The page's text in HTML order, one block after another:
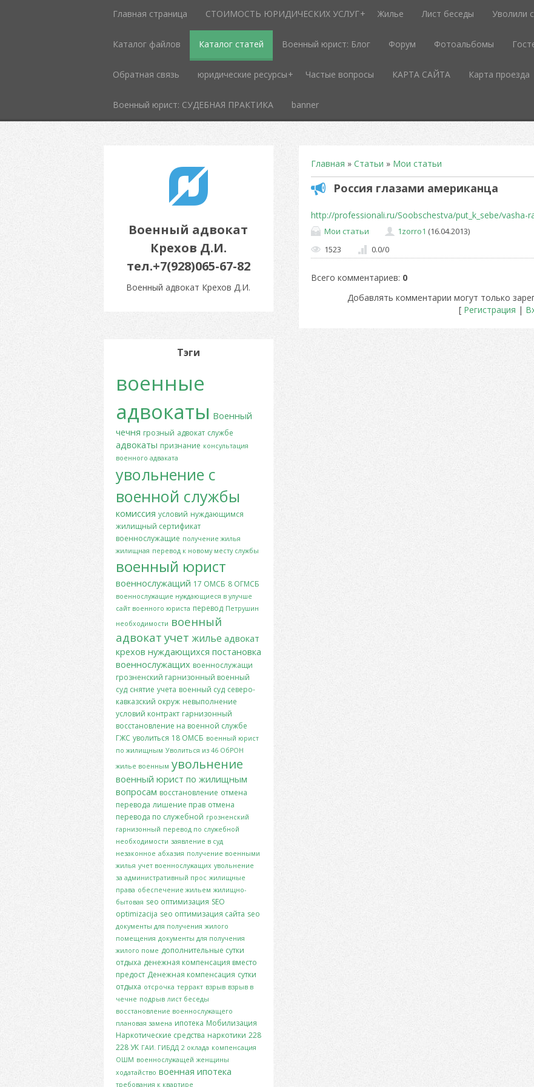
Главная страница СТОИМОСТЬ ЮРИДИЧЕСКИХ УСЛУГ Жилье Лист беседы Уволили
Каталог файлов Каталог статей Военный юрист: Блог Форум Фотоальбомы
Обратная связь юридические ресурсы Частые вопросы КАРТА САЙТА Карта проезда
Военный юрист: СУДЕБНАЯ ПРАКТИКА banner
Военный адвокат
Крехов Д.И.
тел.+7(928)065-67-82
Военный адвокат Крехов Д.И.
Главная » Статьи » Мои статьи
Россия глазами американца
http://professionali.ru/Soobschestva/put_k_sebe/
Мои статьи 1zorro1 (16.04.2013)
1523
0.0/0
Всего комментариев: 0
Добавлять комментарии могут только
[ Регистрация |
Тэги
военные
адвокаты Военный
чечня грозный адвокат службе
адвокаты признание консультация
военного адваката
увольнение с
военной службы
комиссия условий нуждающимся
жилищный сертификат
военнослужащие получение жилья
жилищная перевод к новому месту службы
военный юрист
военнослужащий 17 ОМСБ 8 ОГМСБ
военнослужащие нуждающиеся в улучше
сайт военного юриста перевод Петрушин
необходимости военный
адвокат учет жилье адвокат
крехов нуждающихся постановка
военнослужащих военнослужащи
грозненский гарнизонный военный
суд снятие учета военный суд северо-
кавказский окруж невыполнение
условий контракт гарнизонный
восстановление на военной службе
ГЖС уволиться 18 ОМСБ военный юрист
по жилищным Уволиться из 46 ОбРОН
жилье военным увольнение
военный юрист по жилищным
вопросам восстановление отмена
перевода лишение прав отмена
перевода по служебной грозненский
гарнизонный перевод по служебной
необходимости заявление в суд
незаконное абхазия получение военными
жилья учет военнослужащих увольнение
за административный прос жилищные
права обеспечение жильем жилищно-
бытовая seo оптимизация SEO
optimizacija seo оптимизация сайта seo
документы для получения жилого
помещения документы для получения
жилого поме дополнительные сутки
отдыха денежная компенсация вместо
предост Денежная компенсация сутки
отдыха отсрочка терракт взрыв взрыв в
чечне подрыв лист беседы
восстановление военнослужащего
плановая замена ипотека Мобилизация
Наркотические средства наркотики 228
228 УК ГАИ. ГИБДД 2 оклада компенсация
ОШМ военнослужащей женщины
ходатайство военная ипотека
требования к квартире